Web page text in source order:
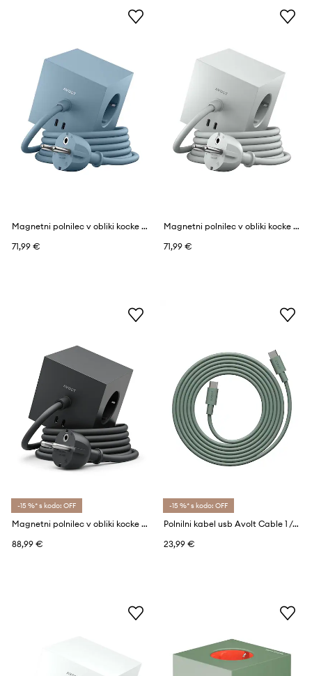
Magnetni polnilec v obliki kocke Avolt Square 1, 2 x USB, 1,8 m
71,99 €
Magnetni polnilec v obliki kocke Avolt Square 1, 2 x USB, 1,8 m
71,99 €
-15 %* s kodo: OFF
Magnetni polnilec v obliki kocke Avolt Square 1, 3 m Stockholm Black
88,99 €
-15 %* s kodo: OFF
Polnilni kabel usb Avolt Cable 1 / USB-C to USB-C / 2 m
23,99 €